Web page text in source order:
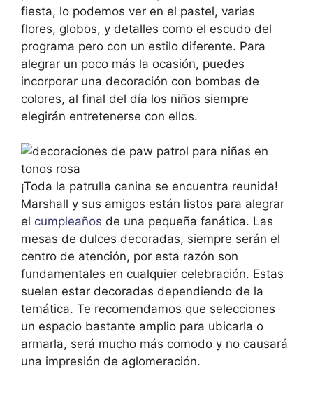
fiesta, lo podemos ver en el pastel, varias
flores, globos, y detalles como el escudo del
programa pero con un estilo diferente. Para
alegrar un poco más la ocasión, puedes
incorporar una decoración con bombas de
colores, al final del día los niños siempre
elegirán entretenerse con ellos.
¡Toda la patrulla canina se encuentra reunida!
Marshall y sus amigos están listos para alegrar
el cumpleaños de una pequeña fanática. Las
mesas de dulces decoradas, siempre serán el
centro de atención, por esta razón son
fundamentales en cualquier celebración. Estas
suelen estar decoradas dependiendo de la
temática. Te recomendamos que selecciones
un espacio bastante amplio para ubicarla o
armarla, será mucho más comodo y no causará
una impresión de aglomeración.